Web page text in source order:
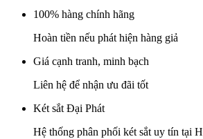
100% hàng chính hãng
Hoàn tiền nếu phát hiện hàng giả
Giá cạnh tranh, minh bạch
Liên hệ để nhận ưu đãi tốt
Két sắt Đại Phát
Hệ thống phân phối két sắt uy tín tại